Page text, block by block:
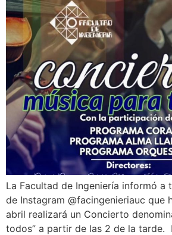
La Facultad de Ingeniería informó a
de Instagram @facingenieriauc que
abril realizará un Concierto
todos” a partir de las 2 de la tarde.